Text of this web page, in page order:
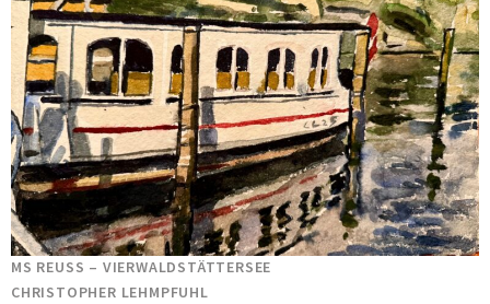
MS REUSS – VIERWALDSTÄTTERSEE
CHRISTOPHER LEHMPFUHL